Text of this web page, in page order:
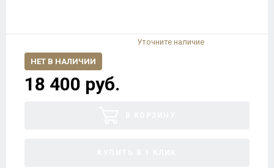
Уточните наличие
НЕТ В НАЛИЧИИ
18 400 руб.